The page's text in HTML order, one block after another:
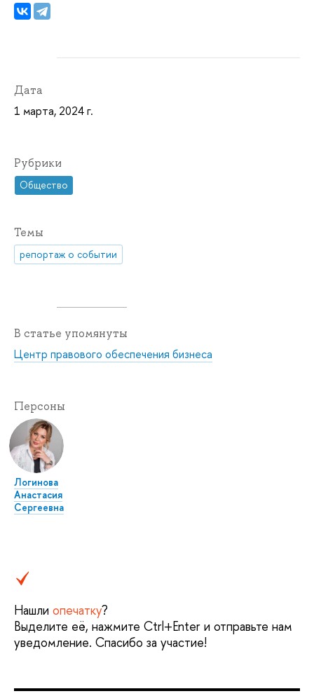
Дата
1 марта, 2024 г.
Рубрики
Общество
Темы
репортаж о событии
В статье упомянуты
Центр правового обеспечения бизнеса
Персоны
Логинова
Анастасия
Сергеевна
Нашли опечатку?
Выделите её, нажмите Ctrl+Enter и отправьте нам
уведомление. Спасибо за участие!